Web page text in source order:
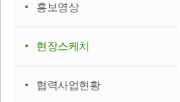
홍보영상
현장스케치
협력사업현황